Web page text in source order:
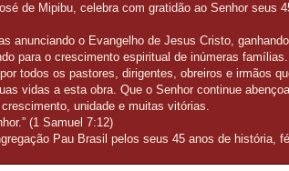
de Mipibu, celebra com gratidão ao Senhor seus
anunciando o Evangelho de Jesus Cristo,
para o crescimento espiritual de inúmeras famílias.
todos os pastores, dirigentes, obreiros e irmãos
vidas a esta obra. Que o Senhor continue
unidade e muitas vitórias.
(1 Samuel 7:12)
Pau Brasil pelos seus 45 anos de história,